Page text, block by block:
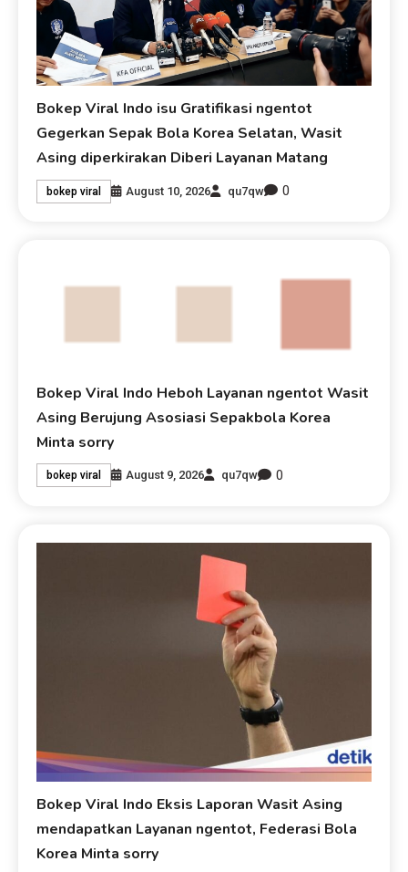
Bokep Viral Indo isu Gratifikasi ngentot
Gegerkan Sepak Bola Korea Selatan, Wasit
Asing diperkirakan Diberi Layanan Matang
bokep viral August 10, 2026 qu7qw 0
Bokep Viral Indo Heboh Layanan ngentot Wasit
Asing Berujung Asosiasi Sepakbola Korea
Minta sorry
bokep viral August 9, 2026 qu7qw 0
Bokep Viral Indo Eksis Laporan Wasit Asing
mendapatkan Layanan ngentot, Federasi Bola
Korea Minta sorry